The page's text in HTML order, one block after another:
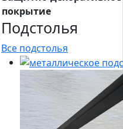
покрытие
Подстолья
Все подстолья